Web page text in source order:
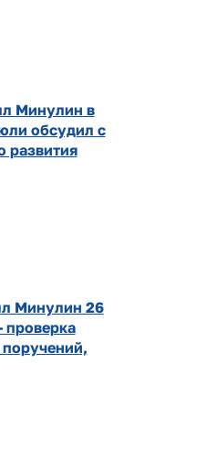
Минулин в
обсудил с
развития
Минулин 26
проверка